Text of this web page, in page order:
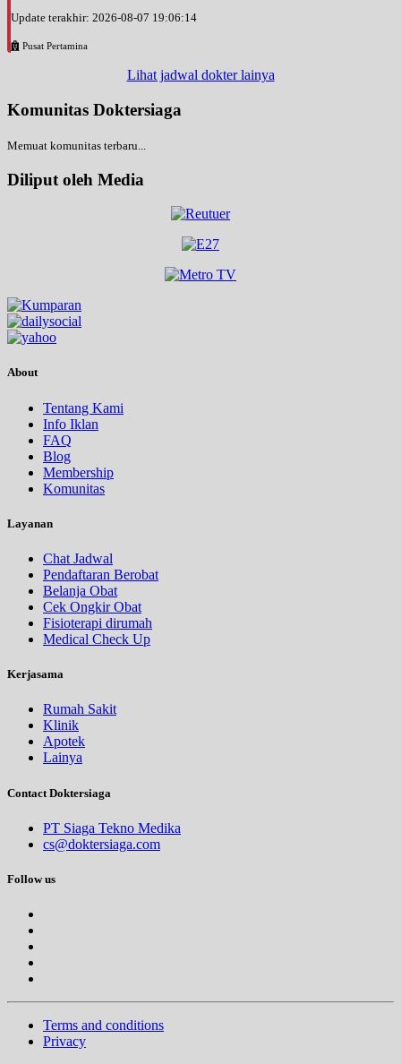
Update terakhir: 2026-08-07 19:06:14
Pusat Pertamina
Lihat jadwal dokter lainya
Komunitas Doktersiaga
Memuat komunitas terbaru...
Diliput oleh Media
About
Tentang Kami
Info Iklan
FAQ
Blog
Membership
Komunitas
Layanan
Chat Jadwal
Pendaftaran Berobat
Belanja Obat
Cek Ongkir Obat
Fisioterapi dirumah
Medical Check Up
Kerjasama
Rumah Sakit
Klinik
Apotek
Lainya
Contact Doktersiaga
PT Siaga Tekno Medika
cs@doktersiaga.com
Follow us
Terms and conditions
Privacy